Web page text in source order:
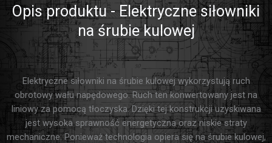
Opis produktu - Elektryczne siłowniki
na śrubie kulowej
Elektryczne siłowniki na śrubie kulowej wykorzystują ruch
obrotowy wału napędowego. Ruch ten konwertowany jest na
liniowy za pomocą tłoczyska. Dzięki tej konstrukcji uzyskiwana
jest wysoka sprawność energetyczna oraz niskie straty
mechaniczne. Ponieważ technologia opiera się na śrubie kulowej,